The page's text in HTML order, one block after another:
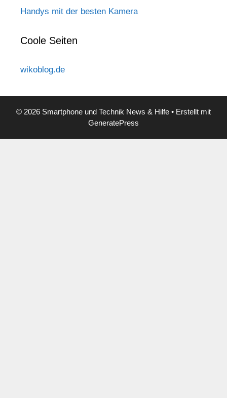
Handys mit der besten Kamera
Coole Seiten
wikoblog.de
© 2026 Smartphone und Technik News & Hilfe • Erstellt mit
GeneratePress